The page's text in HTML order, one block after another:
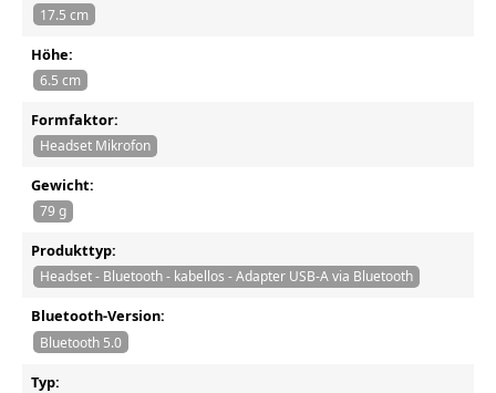
17.5 cm
Höhe:
6.5 cm
Formfaktor:
Headset Mikrofon
Gewicht:
79 g
Produkttyp:
Headset - Bluetooth - kabellos - Adapter USB-A via Bluetooth
Bluetooth-Version:
Bluetooth 5.0
Typ: